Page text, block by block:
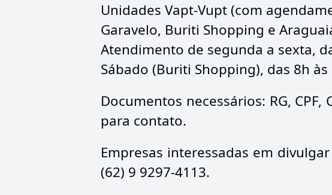
Unidades Vapt-Vupt (com
Garavelo, Buriti Shopping e
Atendimento de segunda a sexta,
Sábado (Buriti Shopping), das 8h às
Documentos necessários: RG,
para contato.
Empresas interessadas em
(62) 9 9297-4113.